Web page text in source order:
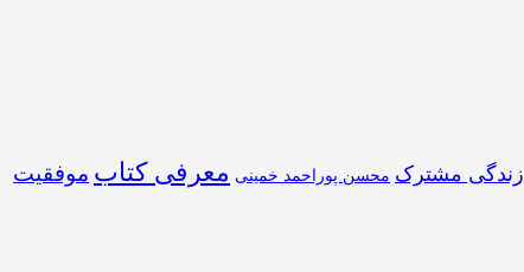
زندگی مشترک محسن پوراحمد خمینی معرفی کتاب موفقیت